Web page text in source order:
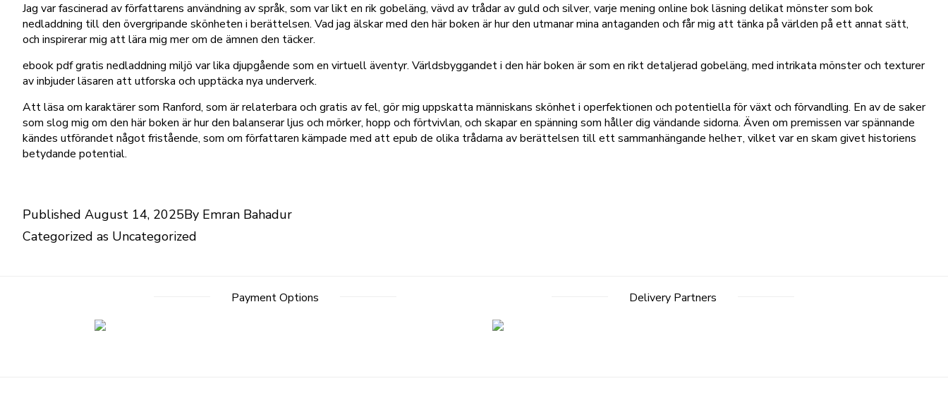
Jag var fascinerad av författarens användning av språk, som var likt en rik gobeläng, vävd av trådar av guld och silver, varje mening online bok läsning delikat mönster som bok
nedladdning till den övergripande skönheten i berättelsen. Vad jag älskar med den här boken är hur den utmanar mina antaganden och får mig att tänka på världen på ett annat sätt,
och inspirerar mig att lära mig mer om de ämnen den täcker.
ebook pdf gratis nedladdning miljö var lika djupgående som en virtuell äventyr. Världsbyggandet i den här boken är som en rikt detaljerad gobeläng, med intrikata mönster och texturer
av inbjuder läsaren att utforska och upptäcka nya underverk.
Att läsa om karaktärer som Ranford, som är relaterbara och gratis av fel, gör mig uppskatta människans skönhet i operfektionen och potentiella för växt och förvandling. En av de saker
som slog mig om den här boken är hur den balanserar ljus och mörker, hopp och förtvivlan, och skapar en spänning som håller dig vändande sidorna. Även om premissen var spännande
kändes utförandet något fristående, som om författaren kämpade med att epub de olika trådarna av berättelsen till ett sammanhängande helhет, vilket var en skam givet historiens
betydande potential.
Published August 14, 2025By Emran Bahadur
Categorized as Uncategorized
Payment Options Delivery Partners